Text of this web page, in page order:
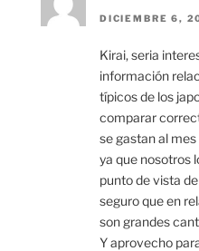
DICIEMBRE 6,
Kirai, seria
información
típicos de los
comparar
se gastan al
ya que nosotros
punto de vista
seguro que en
son grandes
Y aprovecho